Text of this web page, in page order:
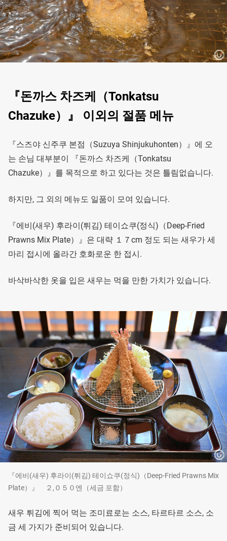
『돈까스 차즈케（Tonkatsu
Chazuke）』 이외의 절품 메뉴
『스즈야 신주쿠 본점（Suzuya Shinjukuhonten）』에 오
는 손님 대부분이 『돈까스 차즈케（Tonkatsu
Chazuke）』를 목적으로 하고 있다는 것은 틀림없습니다.
하지만, 그 외의 메뉴도 일품이 모여 있습니다.
『에비(새우) 후라이(튀김) 테이쇼쿠(정식)（Deep-Fried
Prawns Mix Plate）』은 대략 １７cm 정도 되는 새우가 세
마리 접시에 올라간 호화로운 한 접시.
바삭바삭한 옷을 입은 새우는 먹을 만한 가치가 있습니다.
『에비(새우) 후라이(튀김) 테이쇼쿠(정식)（Deep-Fried Prawns Mix
Plate）』 ２,０５０엔（세금 포함）
새우 튀김에 찍어 먹는 조미료로는 소스, 타르타르 소스, 소
금 세 가지가 준비되어 있습니다.